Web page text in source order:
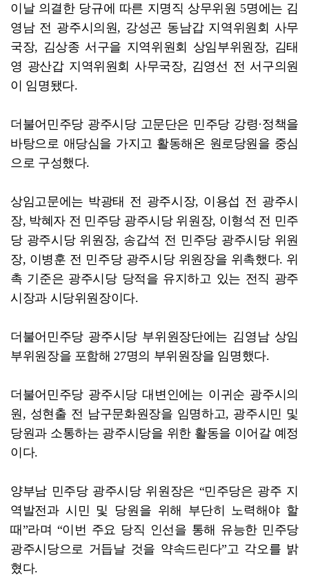
이날 의결한 당규에 따른 지명직 상무위원 5명에는 김
영남 전 광주시의원, 강성곤 동남갑 지역위원회 사무
국장, 김상종 서구을 지역위원회 상임부위원장, 김태
영 광산갑 지역위원회 사무국장, 김영선 전 서구의원
이 임명됐다.
더불어민주당 광주시당 고문단은 민주당 강령·정책을
바탕으로 애당심을 가지고 활동해온 원로당원을 중심
으로 구성했다.
상임고문에는 박광태 전 광주시장, 이용섭 전 광주시
장, 박혜자 전 민주당 광주시당 위원장, 이형석 전 민주
당 광주시당 위원장, 송갑석 전 민주당 광주시당 위원
장, 이병훈 전 민주당 광주시당 위원장을 위촉했다. 위
촉 기준은 광주시당 당적을 유지하고 있는 전직 광주
시장과 시당위원장이다.
더불어민주당 광주시당 부위원장단에는 김영남 상임
부위원장을 포함해 27명의 부위원장을 임명했다.
더불어민주당 광주시당 대변인에는 이귀순 광주시의
원, 성현출 전 남구문화원장을 임명하고, 광주시민 및
당원과 소통하는 광주시당을 위한 활동을 이어갈 예정
이다.
양부남 민주당 광주시당 위원장은 “민주당은 광주 지
역발전과 시민 및 당원을 위해 부단히 노력해야 할
때”라며 “이번 주요 당직 인선을 통해 유능한 민주당
광주시당으로 거듭날 것을 약속드린다”고 각오를 밝
혔다.